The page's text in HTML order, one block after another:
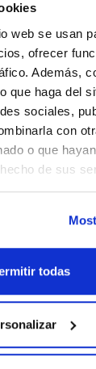
web se usan
ofrecer
Además,
que haga del
sociales,
con
o que
de sus
todas
(u.)